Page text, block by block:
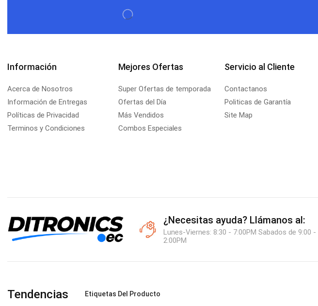
Información
Acerca de Nosotros
Información de Entregas
Políticas de Privacidad
Terminos y Condiciones
Mejores Ofertas
Super Ofertas de temporada
Ofertas del Día
Más Vendidos
Combos Especiales
Servicio al Cliente
Contactanos
Politicas de Garantía
Site Map
¿Necesitas ayuda? Llámanos al:
Lunes-Viernes: 8:30 - 7:00PM Sabados de 9:00 -
2:00PM
Tendencias Etiquetas Del Producto